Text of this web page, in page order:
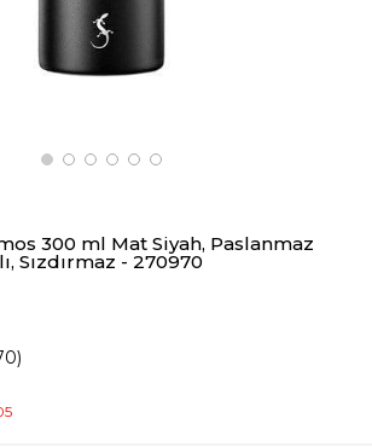
300 ml Mat Siyah, Paslanmaz
Sızdırmaz - 270970